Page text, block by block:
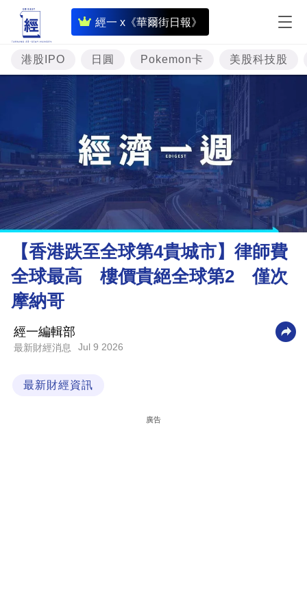
經一 x《華爾街日報》
即
時
財
經
專
題
投
資
樓
市
理
財
技
場
港股IPO 日圓 Pokemon卡 美股科技股
【香港跌至全球第4貴城市】律師費
全球最高 樓價貴絕全球第2 僅次
摩納哥
經一編輯部
最新財經消息 Jul 9 2026
最新財經資訊
廣告